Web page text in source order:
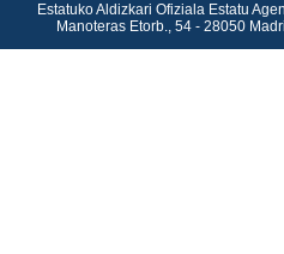
Estatuko Aldizkari Ofiziala Estatu
Manoteras Etorb., 54 - 28050 Madril